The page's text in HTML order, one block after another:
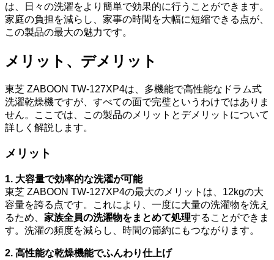
は、日々の洗濯をより簡単で効果的に行うことができます。
家庭の負担を減らし、家事の時間を大幅に短縮できる点が、
この製品の最大の魅力です。
メリット、デメリット
東芝 ZABOON TW-127XP4は、多機能で高性能なドラム式
洗濯乾燥機ですが、すべての面で完璧というわけではありま
せん。ここでは、この製品のメリットとデメリットについて
詳しく解説します。
メリット
1. 大容量で効率的な洗濯が可能
東芝 ZABOON TW-127XP4の最大のメリットは、12kgの大
容量を誇る点です。これにより、一度に大量の洗濯物を洗え
るため、 家族全員の洗濯物をまとめて処理することができま
す。洗濯の頻度を減らし、時間の節約にもつながります。
2. 高性能な乾燥機能でふんわり仕上げ